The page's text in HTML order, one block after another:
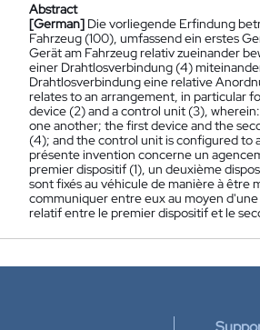
Abstract
[German] Die vorliegende Erfindung
Fahrzeug (100), umfassend ein erstes
Gerät am Fahrzeug relativ zueinander
einer Drahtlosverbindung (4)
Drahtlosverbindung eine relative
relates to an arrangement, in particular
device (2) and a control unit (3),
one another; the first device and the
(4); and the control unit is configured to
présente invention concerne un
premier dispositif (1), un deuxième
sont fixés au véhicule de manière à être
communiquer entre eux au moyen
relatif entre le premier dispositif et le